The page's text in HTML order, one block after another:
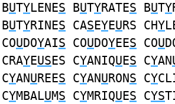
BUTYLENES BUTYRATES BUTY
BUTYRINES CASEYEURS CHY
COUDOYAIS COUDOYEES COU
CRAYEUSES CYANIQUES CYAN
CYANUREES CYANURONS CY
CYMBALUMS CYMRIQUES CYS